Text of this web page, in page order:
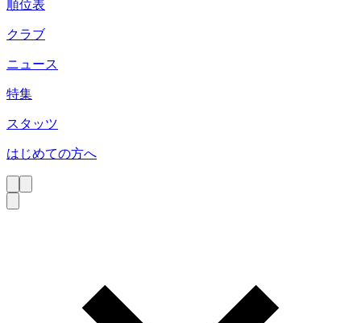
順位表
クラブ
ニュース
特集
スタッツ
はじめての方へ